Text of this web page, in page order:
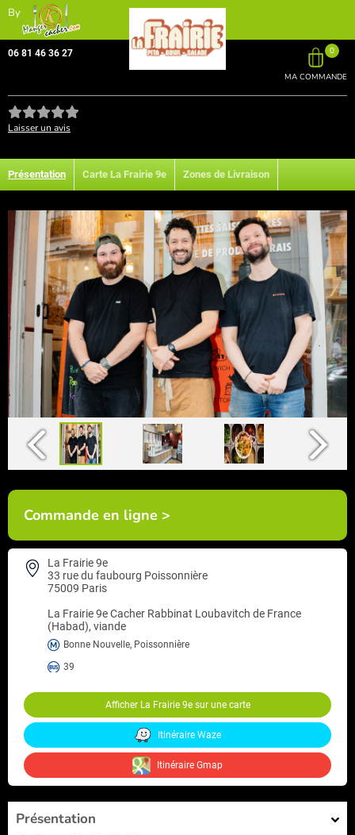
By
06 81 46 36 27
MA COMMANDE
0
Laisser un avis
Présentation Carte La Frairie 9e Zones de Livraison
Commande en ligne >
La Frairie 9e
33 rue du faubourg Poissonnière
75009 Paris
La Frairie 9eCacher Rabbinat Loubavitch de France
(Habad), viande
Bonne Nouvelle, Poissonnière
39
Afficher La Frairie 9e sur une carte
Itinéraire Waze
Itinéraire Gmap
Présentation